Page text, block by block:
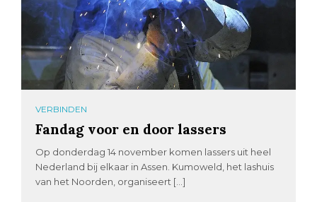
VERBINDEN
Fandag voor en door lassers
Op donderdag 14 november komen lassers uit heel
Nederland bij elkaar in Assen. Kumoweld, het lashuis
van het Noorden, organiseert […]